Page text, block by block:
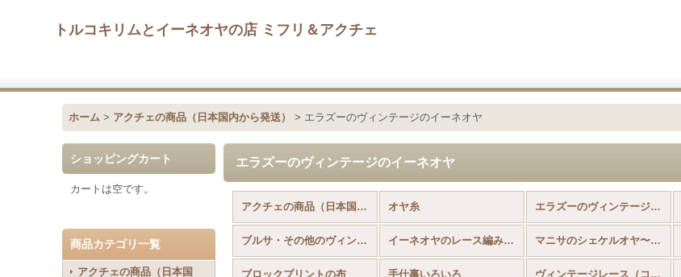
トルコキリムとイーネオヤの店 ミフリ＆アクチェ
ホーム > アクチェの商品（日本国内から発送） > エラズーのヴィンテージのイーネオヤ
ショッピングカート
カートは空です。
商品カテゴリ一覧
アクチェの商品（日本国
エラズーのヴィンテージのイーネオヤ
アクチェの商品（日本国内から発送） (全商品) オヤ糸 エラズーのヴィンテージのイーネオヤ
ブルサ・その他のヴィンテージ・イーネオヤ イーネオヤのレース編み（シルク） マニサのシェケルオヤ〜イーネからトゥーへの移行期
ブロックプリントの布 手仕事いろいろ ヴィンテージレース（コットン）